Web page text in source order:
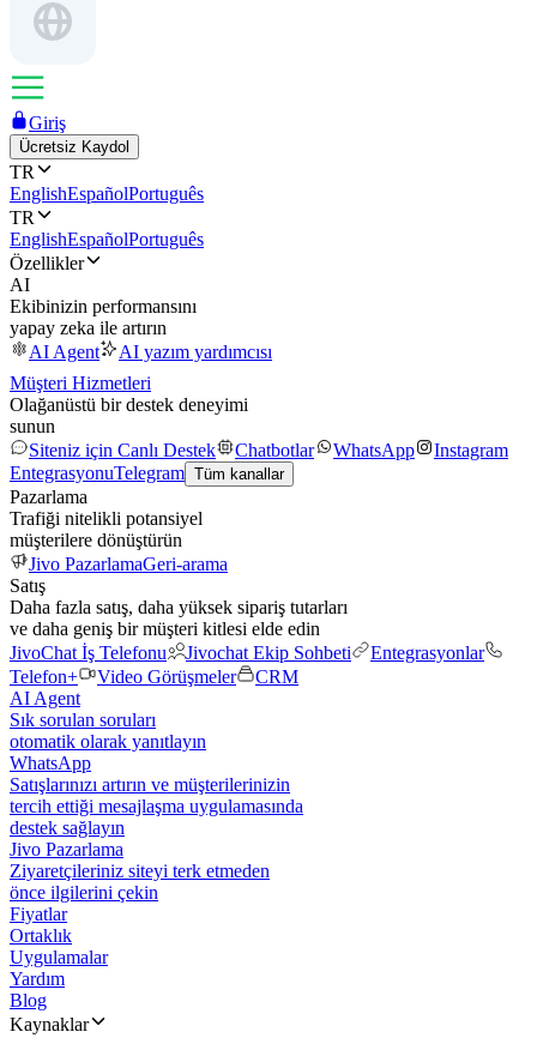
Giriş
Ücretsiz Kaydol
TR
EnglishEspañolPortuguês
TR
EnglishEspañolPortuguês
Özellikler
AI
Ekibinizin performansını
yapay zeka ile artırın
AI Agent
AI yazım yardımcısı
Müşteri Hizmetleri
Olağanüstü bir destek deneyimi
sunun
Siteniz için Canlı Destek
Chatbotlar WhatsApp
Instagram
EntegrasyonuTelegram Tüm kanallar
Pazarlama
Trafiği nitelikli potansiyel
müşterilere dönüştürün
Jivo PazarlamaGeri-arama
Satış
Daha fazla satış, daha yüksek sipariş tutarları
ve daha geniş bir müşteri kitlesi elde edin
JivoChat İş Telefonu
Jivochat Ekip Sohbeti
Entegrasyonlar
Telefon+
Video Görüşmeler
CRM
AI Agent
Sık sorulan soruları
otomatik olarak yanıtlayın
WhatsApp
Satışlarınızı artırın ve müşterilerinizin
tercih ettiği mesajlaşma uygulamasında
destek sağlayın
Jivo Pazarlama
Ziyaretçileriniz siteyi terk etmeden
önce ilgilerini çekin
Fiyatlar
Ortaklık
Uygulamalar
Yardım
Blog
Kaynaklar